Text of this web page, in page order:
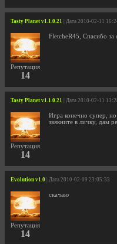
Tasty Planet v1.1.0.21 | Дата 2010-02-11
Репутация
14
FletcheR45, Спасибо за
Tasty Planet v1.1.0.21 | Дата 2010-02-11
Репутация
14
Игра конечно супер,
звякните в личку, дам
Evolution v1.0 | Дата 2010-02-09 23:05:33
Репутация
14
скачаю